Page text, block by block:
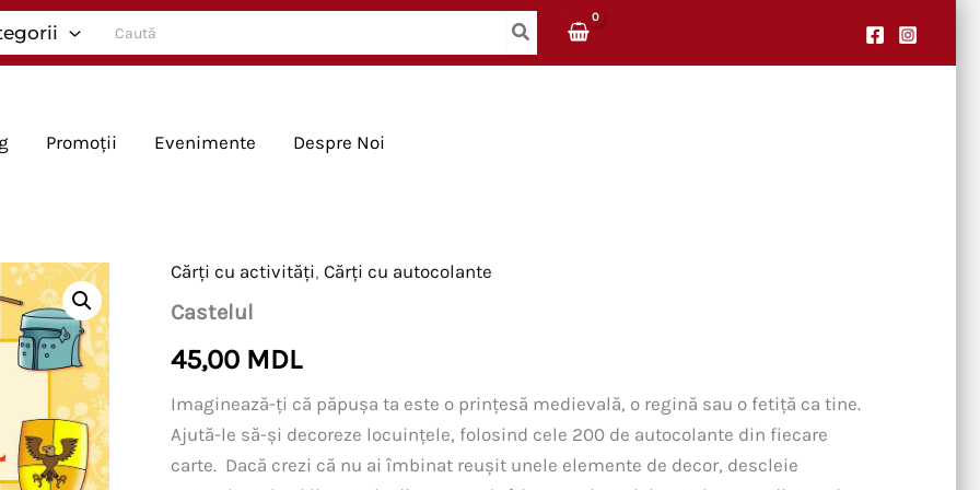
for:
Promoții Evenimente Despre Noi
Cărți cu activități, Cărți cu autocolante
Castelul
45,00 MDL
Imaginează-ți că păpușa ta este o prințesă medievală, o regină sau o fetiță ca tine.
Ajută-le să-și decoreze locuințele, folosind cele 200 de autocolante din fiecare
carte. Dacă crezi că nu ai îmbinat reușit unele elemente de decor, descleie